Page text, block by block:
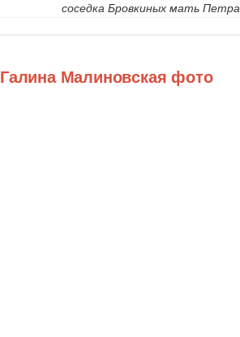
соседка Бровкиных мать Петра
Галина Малиновская фото